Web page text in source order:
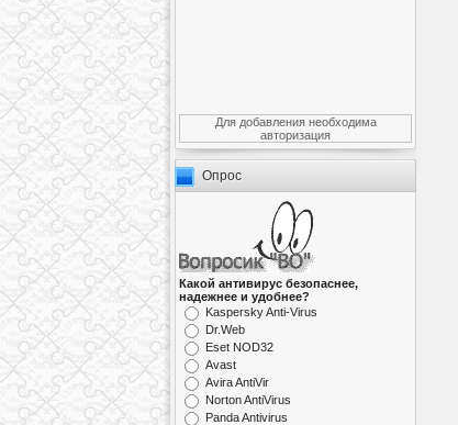
Для добавления необходима
авторизация
Опрос
Какой антивирус безопаснее,
надежнее и удобнее?
Kaspersky Anti-Virus
Dr.Web
Eset NOD32
Avast
Avira AntiVir
Norton AntiVirus
Panda Antivirus